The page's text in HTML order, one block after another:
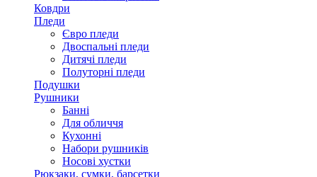
Ковдри
Пледи
Євро пледи
Двоспальні пледи
Дитячі пледи
Полуторні пледи
Подушки
Рушники
Банні
Для обличчя
Кухонні
Набори рушників
Носові хустки
Рюкзаки, сумки, барсетки